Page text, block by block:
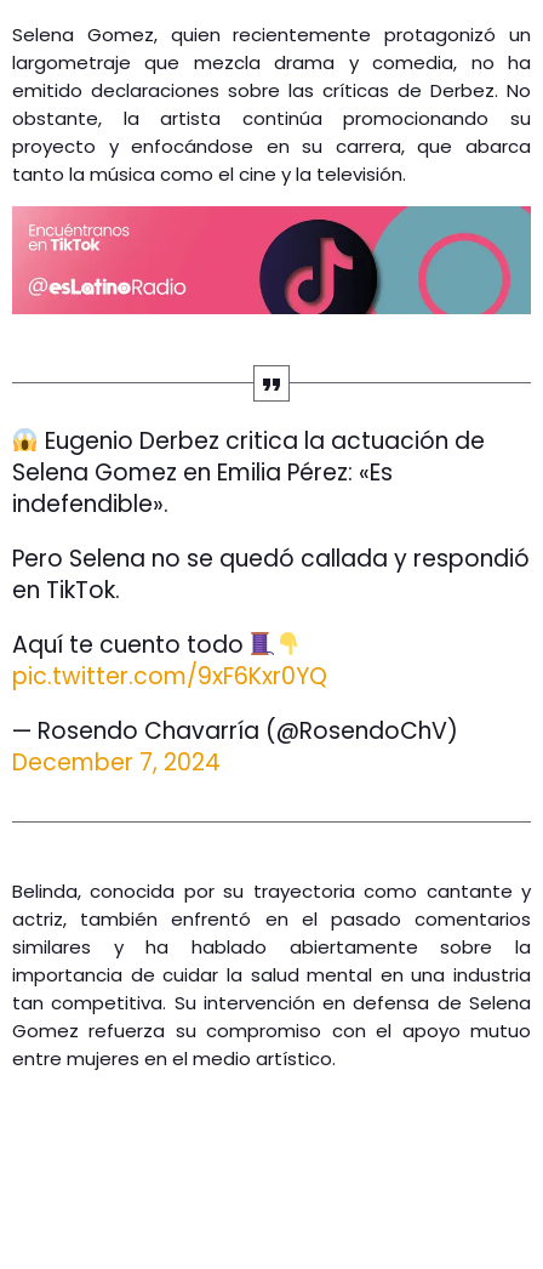
Selena Gomez, quien recientemente protagonizó un
largometraje que mezcla drama y comedia, no ha
emitido declaraciones sobre las críticas de Derbez. No
obstante, la artista continúa promocionando su
proyecto y enfocándose en su carrera, que abarca
tanto la música como el cine y la televisión​.
Eugenio Derbez critica la actuación de
Selena Gomez en Emilia Pérez: «Es
indefendible».
Pero Selena no se quedó callada y respondió
en TikTok.
Aquí te cuento todo
pic.twitter.com/9xF6Kxr0YQ
— Rosendo Chavarría (@RosendoChV)
December 7, 2024
Belinda, conocida por su trayectoria como cantante y
actriz, también enfrentó en el pasado comentarios
similares y ha hablado abiertamente sobre la
importancia de cuidar la salud mental en una industria
tan competitiva. Su intervención en defensa de Selena
Gomez refuerza su compromiso con el apoyo mutuo
entre mujeres en el medio artístico​.